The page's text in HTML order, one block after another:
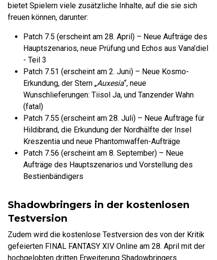
bietet Spielern viele zusätzliche Inhalte, auf die sie sich
freuen können, darunter:
Patch 7.5 (erscheint am 28. April) – Neue Aufträge des
Hauptszenarios, neue Prüfung und Echos aus Vana’diel
- Teil 3
Patch 7.51 (erscheint am 2. Juni) – Neue Kosmo-
Erkundung, der Stern „Auxesia“, neue
Wunschlieferungen: Tiisol Ja, und Tanzender Wahn
(fatal)
Patch 7.55 (erscheint am 28. Juli) – Neue Aufträge für
Hildibrand, die Erkundung der Nordhälfte der Insel
Kreszentia und neue Phantomwaffen-Aufträge
Patch 7.56 (erscheint am 8. September) – Neue
Aufträge des Hauptszenarios und Vorstellung des
Bestienbändigers
Shadowbringers in der kostenlosen
Testversion
Zudem wird die kostenlose Testversion des von der Kritik
gefeierten FINAL FANTASY XIV Online am 28. April mit der
hochgelobten dritten Erweiterung Shadowbringers